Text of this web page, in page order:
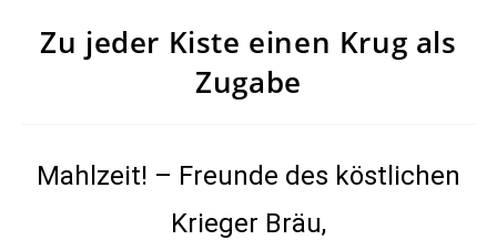
Zu jeder Kiste einen Krug als
Zugabe
Mahlzeit! – Freunde des köstlichen
Krieger Bräu,